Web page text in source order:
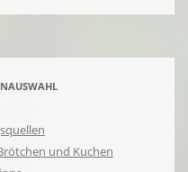
und Kuchen